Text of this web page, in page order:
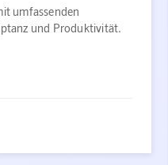
umfassenden
und Produktivität.